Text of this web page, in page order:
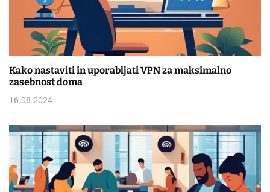
Kako nastaviti in uporabljati VPN za maksimalno
zasebnost doma
16.08.2024